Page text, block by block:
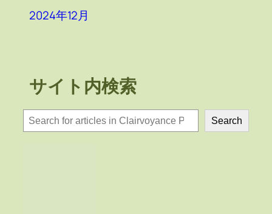
2024年12月
サイト内検索
検
索
Search